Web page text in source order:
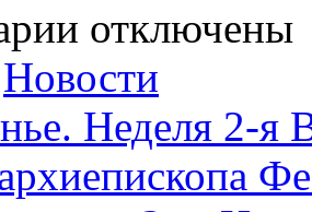
записи
Мчч.
42-
х
во
Амморее.
Утреня.
Часы.
Литургия
отключены
Новости
Неделя 2-я